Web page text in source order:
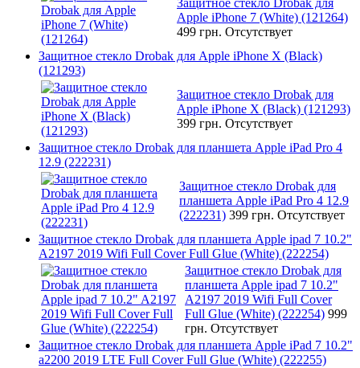
Apple iPhone 7 (White) (121264)
499 грн. Отсутствует
Защитное стекло Drobak для Apple iPhone X (Black)
(121293)
Защитное стекло Drobak для
Apple iPhone X (Black) (121293)
399 грн. Отсутствует
Защитное стекло Drobak для планшета Apple iPad Pro 4
12.9 (222231)
Защитное стекло Drobak для
планшета Apple iPad Pro 4 12.9
(222231) 399 грн. Отсутствует
Защитное стекло Drobak для планшета Apple ipad 7 10.2"
A2197 2019 Wifi Full Cover Full Glue (White) (222254)
Защитное стекло Drobak для
планшета Apple ipad 7 10.2"
A2197 2019 Wifi Full Cover
Full Glue (White) (222254) 999
грн. Отсутствует
Защитное стекло Drobak для планшета Apple iPad 7 10.2"
a2200 2019 LTE Full Cover Full Glue (White) (222255)